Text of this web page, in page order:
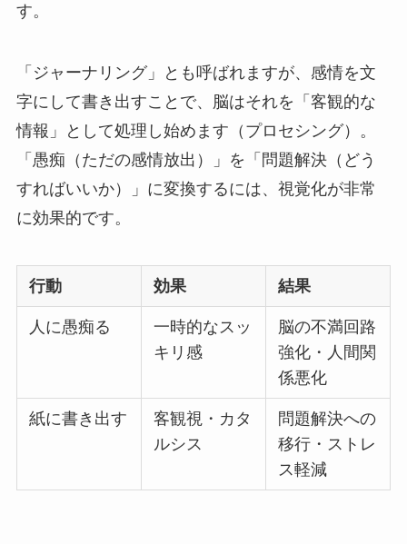
す。
「ジャーナリング」とも呼ばれますが、感情を文
字にして書き出すことで、脳はそれを「客観的な
情報」として処理し始めます（プロセシング）。
「愚痴（ただの感情放出）」を「問題解決（どう
すればいいか）」に変換するには、視覚化が非常
に効果的です。
行動 効果 結果
人に愚痴る
一時的なスッ
キリ感
脳の不満回路
強化・人間関
係悪化
紙に書き出す
客観視・カタ
ルシス
問題解決への
移行・ストレ
ス軽減